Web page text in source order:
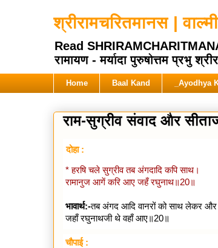
श्रीरामचरितमानस |
Read
रामायण - मर्यादा पुरुषोत्तम प्रभु
Home Baal Kand _Ayodhya
राम-सुग्रीव संवाद और
दोहा :
* हरषि चले सुग्रीव तब अंगदादि कपि साथ।
रामानुज आगें करि आए जहँ रघुनाथ॥20॥
भावार्थ:-तब अंगद आदि वानरों को साथ लेकर और
जहाँ रघुनाथजी थे वहाँ आए॥20॥
चौपाई :